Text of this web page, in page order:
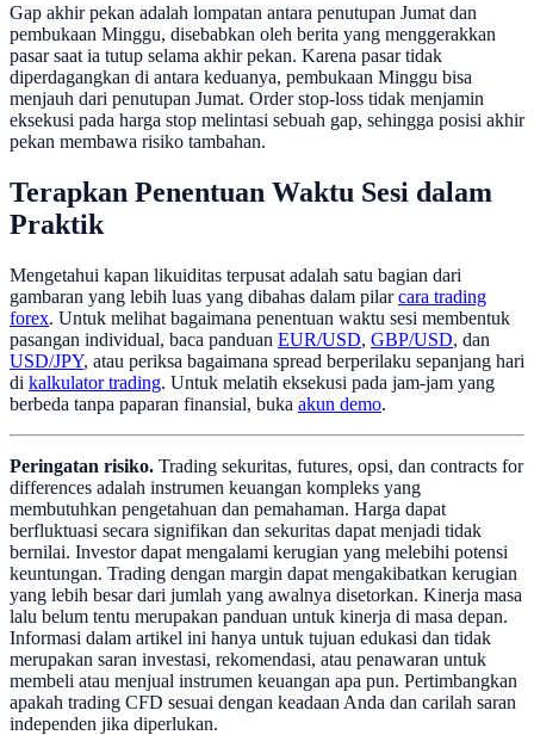
Gap akhir pekan adalah lompatan antara penutupan Jumat dan
pembukaan Minggu, disebabkan oleh berita yang menggerakkan
pasar saat ia tutup selama akhir pekan. Karena pasar tidak
diperdagangkan di antara keduanya, pembukaan Minggu bisa
menjauh dari penutupan Jumat. Order stop-loss tidak menjamin
eksekusi pada harga stop melintasi sebuah gap, sehingga posisi akhir
pekan membawa risiko tambahan.
Terapkan Penentuan Waktu Sesi dalam
Praktik
Mengetahui kapan likuiditas terpusat adalah satu bagian dari
gambaran yang lebih luas yang dibahas dalam pilarcara trading
forex. Untuk melihat bagaimana penentuan waktu sesi membentuk
pasangan individual, baca panduan EUR/USD, GBP/USD, dan
USD/JPY, atau periksa bagaimana spread berperilaku sepanjang hari
di kalkulator trading. Untuk melatih eksekusi pada jam-jam yang
berbeda tanpa paparan finansial, buka akun demo.
Peringatan risiko. Trading sekuritas, futures, opsi, dan contracts for
differences adalah instrumen keuangan kompleks yang
membutuhkan pengetahuan dan pemahaman. Harga dapat
berfluktuasi secara signifikan dan sekuritas dapat menjadi tidak
bernilai. Investor dapat mengalami kerugian yang melebihi potensi
keuntungan. Trading dengan margin dapat mengakibatkan kerugian
yang lebih besar dari jumlah yang awalnya disetorkan. Kinerja masa
lalu belum tentu merupakan panduan untuk kinerja di masa depan.
Informasi dalam artikel ini hanya untuk tujuan edukasi dan tidak
merupakan saran investasi, rekomendasi, atau penawaran untuk
membeli atau menjual instrumen keuangan apa pun. Pertimbangkan
apakah trading CFD sesuai dengan keadaan Anda dan carilah saran
independen jika diperlukan.